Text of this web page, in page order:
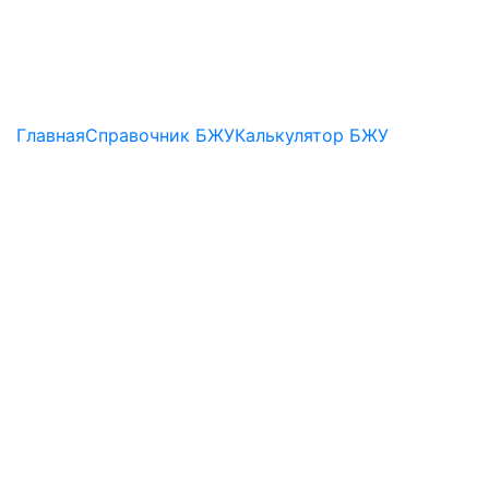
ГлавнаяСправочник БЖУКалькулятор БЖУ